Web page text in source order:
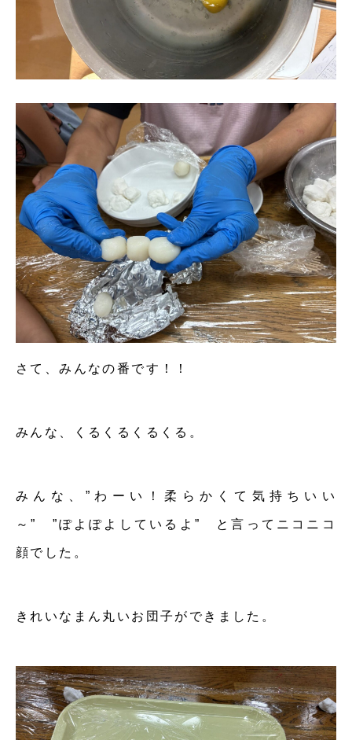
さて、みんなの番です！！
みんな、くるくるくるくる。
みんな、”わーい！柔らかくて気持ちいい
～” ”ぽよぽよしているよ” と言ってニコニコ
顔でした。
きれいなまん丸いお団子ができました。